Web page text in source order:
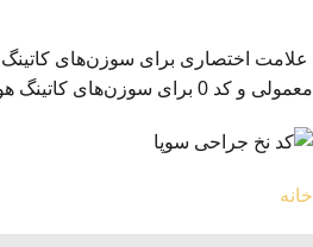
معمولی و کد 0 برای سوزن‌های کاتینگ هوی.
خانه